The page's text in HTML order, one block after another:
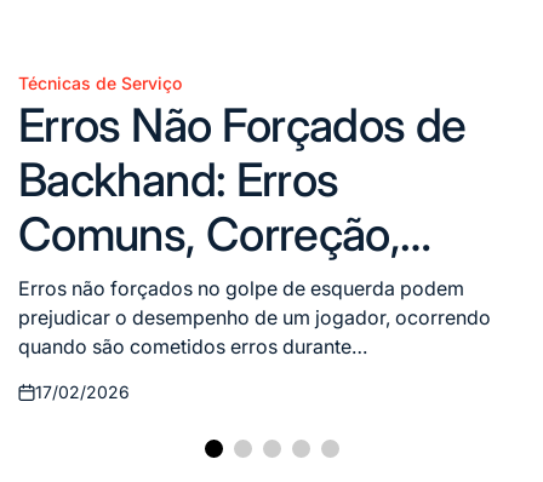
Posted
in
Técnicas de Serviço
Erros Não Forçados de
Backhand: Erros
Comuns, Correção,
Técnica
Erros não forçados no golpe de esquerda podem
prejudicar o desempenho de um jogador, ocorrendo
quando são cometidos erros durante…
Posted
17/02/2026